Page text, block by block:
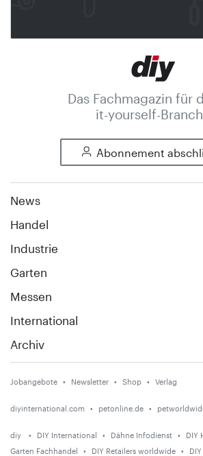
Das Fachmagazin für
it-yourself-
Abonnement
News
Handel
Industrie
Garten
Messen
International
Archiv
Jobangebote Newsletter Shop Verlag
diyinternational.com petonline.de
diy DIY International Dähne Infodienst
DIY
Garten Fachhandel
DIY Retailers worldwide